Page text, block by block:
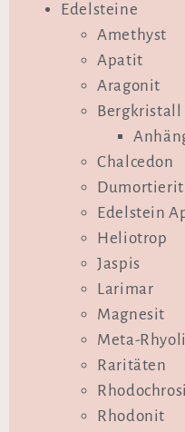
Edelsteine
Amethyst
Apatit
Aragonit
Bergkristall
Chalcedon
Dumortierit
Edelstein
Heliotrop
Jaspis
Larimar
Magnesit
Meta-
Raritäten
Rhodonit